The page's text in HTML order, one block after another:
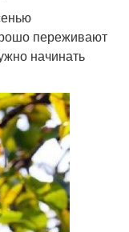
переживают
начинать